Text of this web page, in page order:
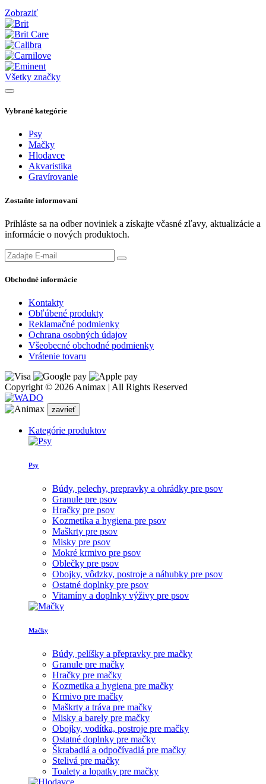
Zobraziť
Všetky značky
Vybrané kategórie
Psy
Mačky
Hlodavce
Akvaristika
Gravírovanie
Zostaňte informovaní
Prihláste sa na odber noviniek a získajte včasné zľavy, aktualizácie a
informácie o nových produktoch.
Obchodné informácie
Kontakty
Obľúbené produkty
Reklamačné podmienky
Ochrana osobných údajov
Všeobecné obchodné podmienky
Vrátenie tovaru
Copyright © 2026 Animax | All Rights Reserved
zavrieť
Kategórie produktov
Psy
Búdy, pelechy, prepravky a ohrádky pre psov
Granule pre psov
Hračky pre psov
Kozmetika a hygiena pre psov
Maškrty pre psov
Misky pre psov
Mokré krmivo pre psov
Oblečky pre psov
Obojky, vôdzky, postroje a náhubky pre psov
Ostatné doplnky pre psov
Vitamíny a doplnky výživy pre psov
Mačky
Búdy, pelíšky a přepravky pre mačky
Granule pre mačky
Hračky pre mačky
Kozmetika a hygiena pre mačky
Krmivo pre mačky
Maškrty a tráva pre mačky
Misky a barely pre mačky
Obojky, vodítka, postroje pre mačky
Ostatné doplnky pre mačky
Škrabadlá a odpočívadlá pre mačky
Stelivá pre mačky
Toalety a lopatky pre mačky